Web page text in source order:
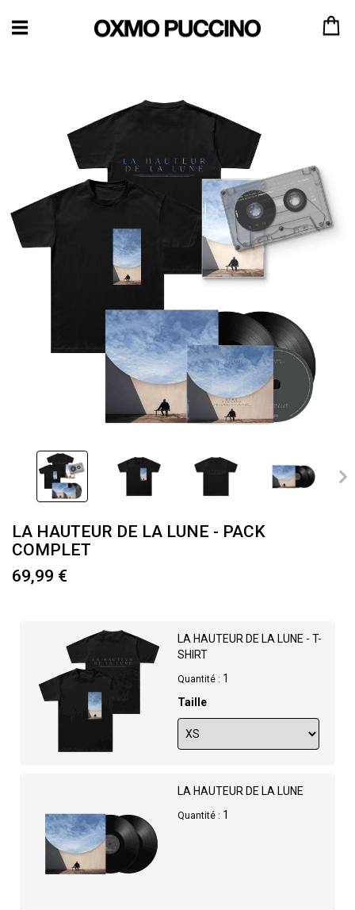
LA HAUTEUR DE LA LUNE - PACK
COMPLET
69,99 €
LA HAUTEUR DE LA LUNE - T-
SHIRT
Quantité : 1
Taille
LA HAUTEUR DE LA LUNE
Quantité : 1